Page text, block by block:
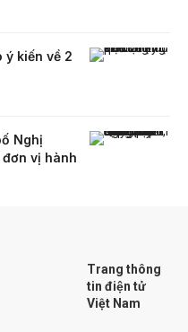
kiến về 2
Nghị
vị hành
Trang thông
tin điện tử
Việt Nam